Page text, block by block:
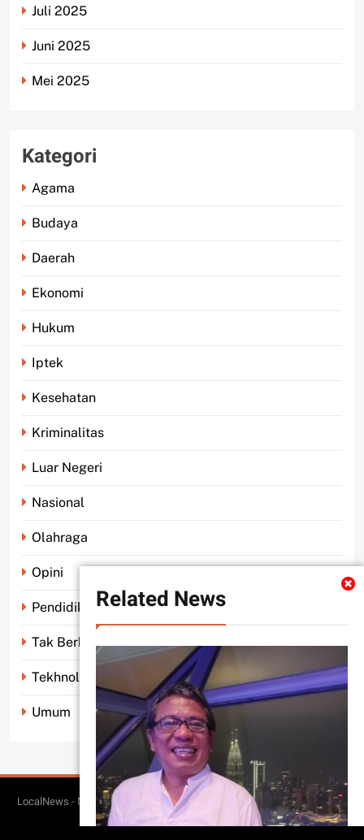
Related News
Juli 2025
Juni 2025
Mei 2025
Kategori
Agama
Budaya
Daerah
Ekonomi
Hukum
Iptek
Kesehatan
Kriminalitas
Luar Negeri
Nasional
Olahraga
Opini
Pendidikan
Tak Berkategori
Tekhnologi
Umum
LocalNews - Modern WordPress Theme. All Rights Reserved 2026.. Free
Theme ByBlazeThemes